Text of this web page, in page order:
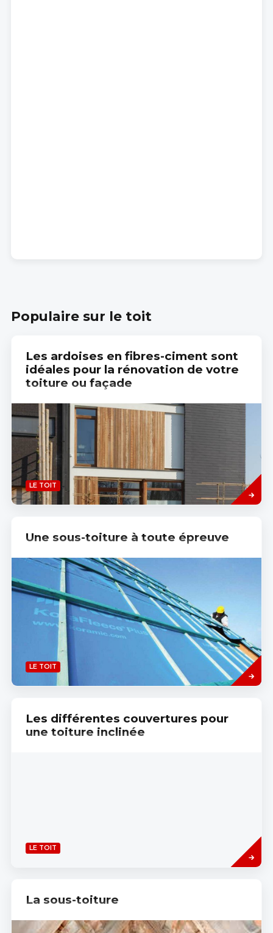
Populaire sur le toit
Les ardoises en fibres-ciment sont
idéales pour la rénovation de votre
toiture ou façade
LE TOIT
Read
more
Une sous-toiture à toute épreuve
LE TOIT
Read
more
Les différentes couvertures pour
une toiture inclinée
LE TOIT
more
La sous-toiture